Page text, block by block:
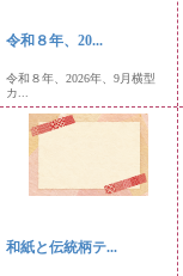
令和８年、20...
令和８年、2026年、9月横型
カ...
和紙と伝統柄テ...